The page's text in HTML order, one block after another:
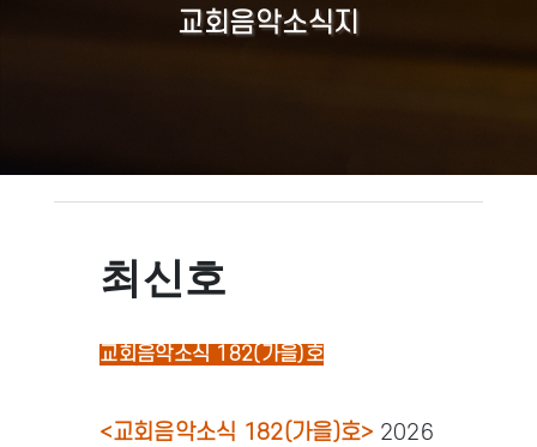
교회음악소식지
최신호
교회음악소식 182(가을)호
<교회음악소식 182(가을)호> 2026